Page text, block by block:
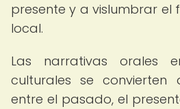
presente y a vislumbrar el
local.
Las narrativas orales
culturales se
entre el pasado, el